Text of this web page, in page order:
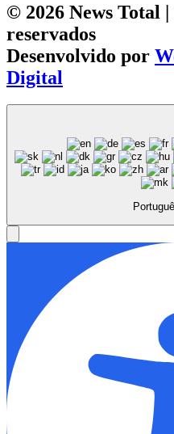
© 2026 News Total
reservados
Desenvolvido por
Digital